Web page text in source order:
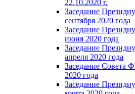
22.10.2020 г.
Заседание
сентября 2020 года
Заседание
июня 2020 года
Заседание
апреля 2020 года
Заседание Совета
2020 года
Заседание